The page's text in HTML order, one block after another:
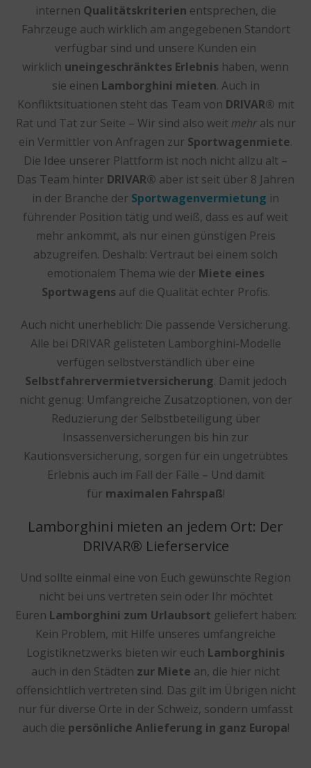
internen Qualitätskriterien entsprechen, die
Fahrzeuge auch wirklich am angegebenen Standort
verfügbar sind und unsere Kunden ein
wirklich uneingeschränktes Erlebnis haben, wenn
sie einen Lamborghini mieten. Auch in
Konfliktsituationen steht das Team von DRIVAR® mit
Rat und Tat zur Seite – Wir sind also weit mehrals nur
ein Vermittler von Anfragen zur Sportwagenmiete.
Die Idee unserer Plattform ist noch nicht allzu alt –
Das Team hinter DRIVAR® aber ist seit über 8 Jahren
in der Branche der Sportwagenvermietung in
führender Position tätig und weiß, dass es auf weit
mehr ankommt, als nur einen günstigen Preis
abzugreifen. Deshalb: Vertraut bei einem solch
emotionalem Thema wie der Miete eines
Sportwagens auf die Qualität echter Profis.
Auch nicht unerheblich: Die passende Versicherung.
Alle bei DRIVAR gelisteten Lamborghini-Modelle
verfügen selbstverständlich über eine
Selbstfahrervermietversicherung. Damit jedoch
nicht genug: Umfangreiche Zusatzoptionen, von der
Reduzierung der Selbstbeteiligung über
Insassenversicherungen bis hin zur
Kautionsversicherung, sorgen für ein ungetrübtes
Erlebnis auch im Fall der Fälle – Und damit
für maximalen Fahrspaß!
Lamborghini mieten an jedem Ort: Der
DRIVAR® Lieferservice
Und sollte einmal eine von Euch gewünschte Region
nicht bei uns vertreten sein oder Ihr möchtet
Euren Lamborghini zum Urlaubsort geliefert haben:
Kein Problem, mit Hilfe unseres umfangreiche
Logistiknetzwerks bieten wir euch Lamborghinis
auch in den Städten zur Miete an, die hier nicht
offensichtlich vertreten sind. Das gilt im Übrigen nicht
nur für diverse Orte in der Schweiz, sondern umfasst
auch die persönliche Anlieferung in ganz Europa!